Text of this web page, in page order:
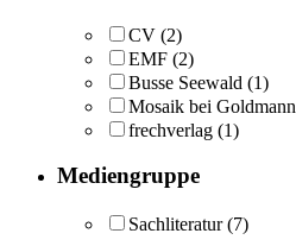
CV (2)
EMF (2)
Busse Seewald (1)
Mosaik bei Goldmann
frechverlag (1)
Mediengruppe
Sachliteratur (7)